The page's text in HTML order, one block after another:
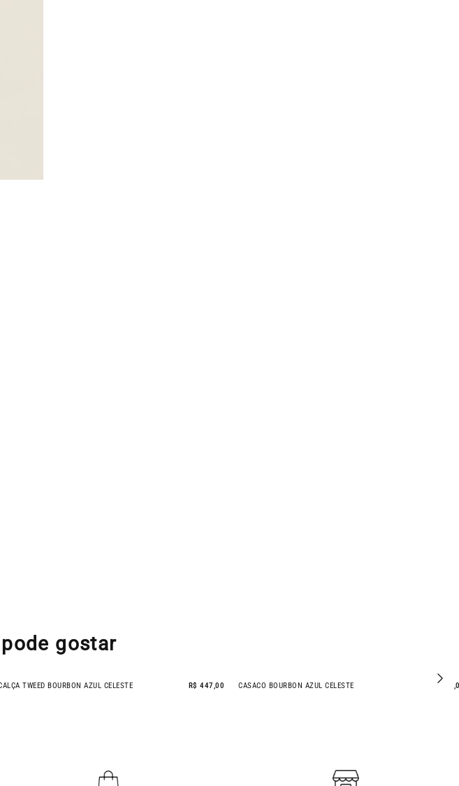
gostar
- 54% OFF
CALCA PANTALONA GRAVURA AZUL DENIM R$ 297,00R$ 137,00 CALÇA TWEED BOURBON AZUL CELESTE R$